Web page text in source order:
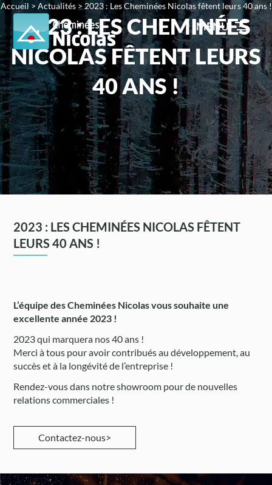
MENU
Accueil>Actualités> 2023 : Les Cheminées Nicolas fêtent leurs 40 ans !
2023 : LES CHEMINÉES
NICOLAS FÊTENT LEURS
40 ANS !
2023 : LES CHEMINÉES NICOLAS FÊTENT
LEURS 40 ANS !
L’équipe des Cheminées Nicolas vous souhaite une
excellente année 2023 !
2023 qui marquera nos 40 ans !
Merci à tous pour avoir contribués au développement, au
succès et à la longévité de l’entreprise !
Rendez-vous dans notre showroom pour de nouvelles
relations commerciales !
Contactez-nous